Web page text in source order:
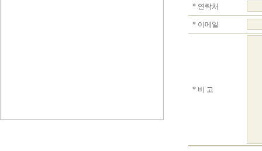
* 연락처
* 이메일
* 비 고